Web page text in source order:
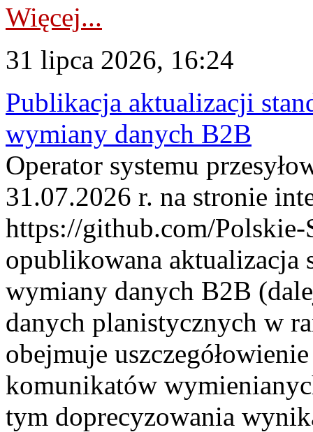
Więcej...
31 lipca 2026, 16:24
Publikacja aktualizacji
wymiany danych B2B
Operator systemu
31.07.2026 r. na stronie
https://github.com/Polskie-
opublikowana aktualizacja
wymiany danych B2B
danych planistycznych w
obejmuje
komunikatów
tym doprecyzowania